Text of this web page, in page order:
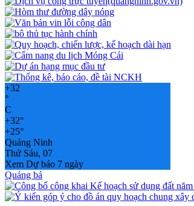
+32
°
C
+32°
+25°
Quảng Ninh
Thứ Sáu, 07
Xem Dự báo 7 ngày
Quảng bá